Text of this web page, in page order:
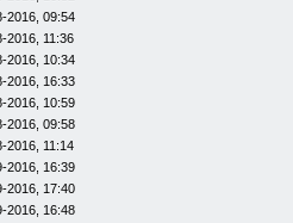
2016, 09:54
2016, 11:36
2016, 10:34
2016, 16:33
2016, 10:59
2016, 09:58
2016, 11:14
2016, 16:39
2016, 17:40
2016, 16:48